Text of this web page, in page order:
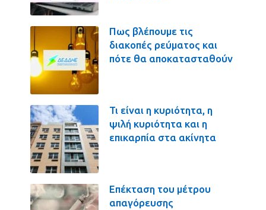
Πως βλέπουμε τις
διακοπές ρεύματος και
πότε θα αποκατασταθούν
Τι είναι η κυριότητα, η
ψιλή κυριότητα και η
επικαρπία στα ακίνητα
Επέκταση του μέτρου
απαγόρευσης